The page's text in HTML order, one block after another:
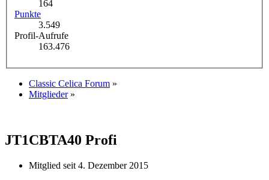
164
Punkte
3.549
Profil-Aufrufe
163.476
Classic Celica Forum »
Mitglieder »
JT1CBTA40 Profi
Mitglied seit 4. Dezember 2015